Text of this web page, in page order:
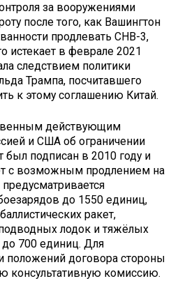
за вооружениями
после того, как Вашингтон
продлевать СНВ-3,
истекает в феврале 2021
следствием политики
Трампа, посчитавшего
к этому соглашению Китай.
действующим
и США об ограничении
подписан в 2010 году и
с возможным продлением на
до 1550 единиц,
ракет,
лодок и тяжёлых
700 единиц. Для
положений договора стороны
консультативную комиссию.